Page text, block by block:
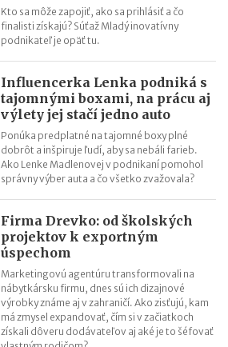
Kto sa môže zapojiť, ako sa prihlásiť a čo
finalisti získajú? Súťaž Mladý inovatívny
podnikateľ je opäť tu.
Influencerka Lenka podniká s
tajomnými boxami, na prácu aj
výlety jej stačí jedno auto
Ponúka predplatné na tajomné boxy plné
dobrôt a inšpiruje ľudí, aby sa nebáli farieb.
Ako Lenke Madlenovej v podnikaní pomohol
správny výber auta a čo všetko zvažovala?
Firma Drevko: od školských
projektov k exportným
úspechom
Marketingovú agentúru transformovali na
nábytkársku firmu, dnes sú ich dizajnové
výrobky známe aj v zahraničí. Ako zisťujú, kam
má zmysel expandovať, čím si v začiatkoch
získali dôveru dodávateľov aj aké je to šéfovať